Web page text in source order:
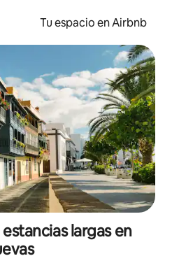
Tu espacio en Airbnb
largas en